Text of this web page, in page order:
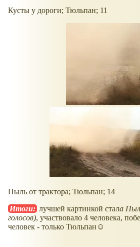
Кусты у дороги; Тюльпан; 11
Пыль от трактора; Тюльпан; 14
Итоги: лучшей картинкой стала
голосов), участвовало 4 человека,
человек - только Тюльпан☺